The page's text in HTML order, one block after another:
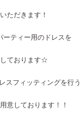
ただきます！
ーティー用のドレスを
ております☆
スフィッティングを行う
意しております！！